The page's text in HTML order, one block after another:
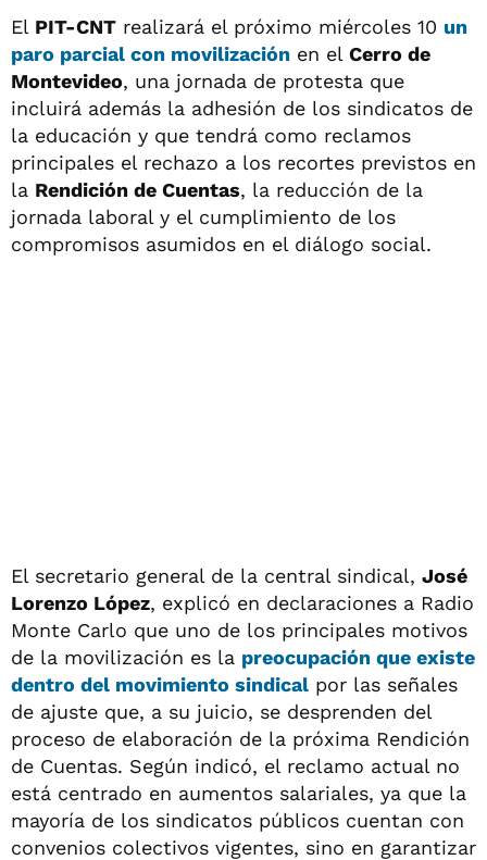
El PIT-CNT realizará el próximo miércoles 10 un
paro parcial con movilización en el Cerro de
Montevideo, una jornada de protesta que
incluirá además la adhesión de los sindicatos de
la educación y que tendrá como reclamos
principales el rechazo a los recortes previstos en
la Rendición de Cuentas, la reducción de la
jornada laboral y el cumplimiento de los
compromisos asumidos en el diálogo social.
El secretario general de la central sindical, José
Lorenzo López, explicó en declaraciones a Radio
Monte Carlo que uno de los principales motivos
de la movilización es la preocupación que existe
dentro del movimiento sindical por las señales
de ajuste que, a su juicio, se desprenden del
proceso de elaboración de la próxima Rendición
de Cuentas. Según indicó, el reclamo actual no
está centrado en aumentos salariales, ya que la
mayoría de los sindicatos públicos cuentan con
convenios colectivos vigentes, sino en garantizar